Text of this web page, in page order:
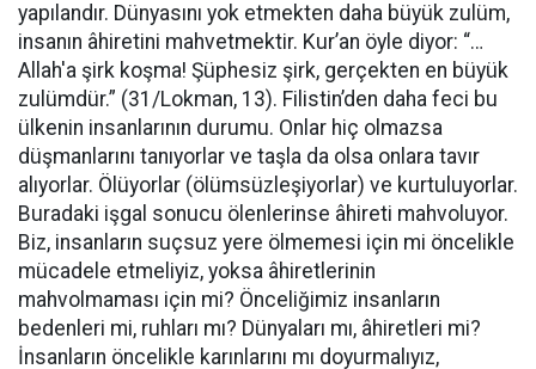
yapılandır. Dünyasını yok etmekten daha büyük zulüm,
insanın âhiretini mahvetmektir. Kur’an öyle diyor: “…
Allah'a şirk koşma! Şüphesiz şirk, gerçekten en büyük
zulümdür.” (31/Lokman, 13). Filistin’den daha feci bu
ülkenin insanlarının durumu. Onlar hiç olmazsa
düşmanlarını tanıyorlar ve taşla da olsa onlara tavır
alıyorlar. Ölüyorlar (ölümsüzleşiyorlar) ve kurtuluyorlar.
Buradaki işgal sonucu ölenlerinse âhireti mahvoluyor.
Biz, insanların suçsuz yere ölmemesi için mi öncelikle
mücadele etmeliyiz, yoksa âhiretlerinin
mahvolmaması için mi? Önceliğimiz insanların
bedenleri mi, ruhları mı? Dünyaları mı, âhiretleri mi?
İnsanların öncelikle karınlarını mı doyurmalıyız,